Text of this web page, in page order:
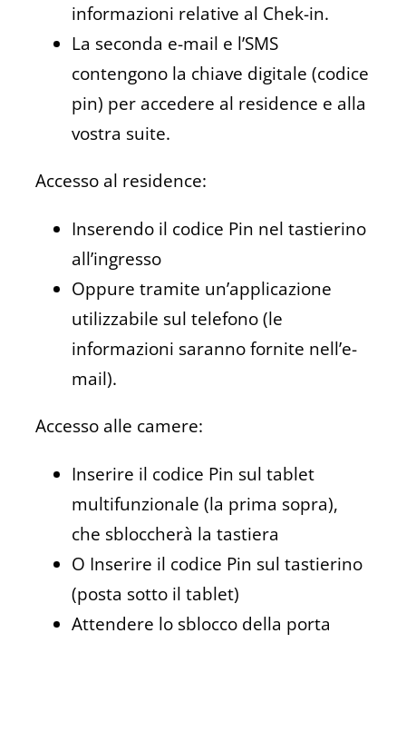
informazioni relative al Chek-in.
La seconda e-mail e l’SMS
contengono la chiave digitale (codice
pin) per accedere al residence e alla
vostra suite.
Accesso al residence:
Inserendo il codice Pin nel tastierino
all’ingresso
Oppure tramite un’applicazione
utilizzabile sul telefono (le
informazioni saranno fornite nell’e-
mail).
Accesso alle camere:
Inserire il codice Pin sul tablet
multifunzionale (la prima sopra),
che sbloccherà la tastiera
O Inserire il codice Pin sul tastierino
(posta sotto il tablet)
Attendere lo sblocco della porta